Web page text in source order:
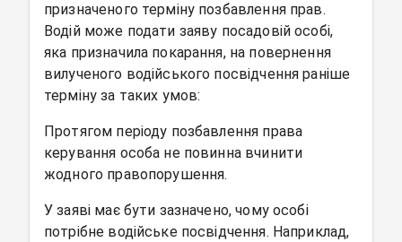
призначеного терміну позбавлення прав.
Водій може подати заяву посадовій особі,
яка призначила покарання, на повернення
вилученого водійського посвідчення раніше
терміну за таких умов:
Протягом періоду позбавлення права
керування особа не повинна вчинити
жодного правопорушення.
У заяві має бути зазначено, чому особі
потрібне водійське посвідчення. Наприклад,